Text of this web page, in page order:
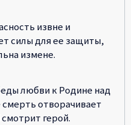
извне и
силы для ее защиты,
измене.
любви к Родине над
отворачивает
смотрит герой.